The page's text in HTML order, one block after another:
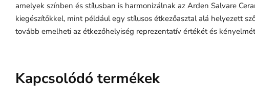
amelyek színben és stílusban is harmonizálnak az Arden Salvare
kiegészítőkkel, mint például egy stílusos étkezőasztal alá helyezett
tovább emelheti az étkezőhelyiség reprezentatív értékét és
Kapcsolódó termékek